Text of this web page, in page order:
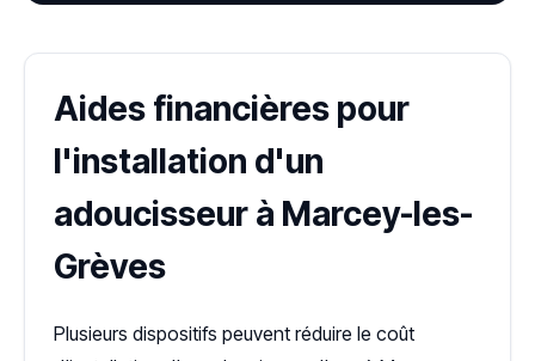
Aides financières pour
l'installation d'un
adoucisseur à Marcey-les-
Grèves
Plusieurs dispositifs peuvent réduire le coût